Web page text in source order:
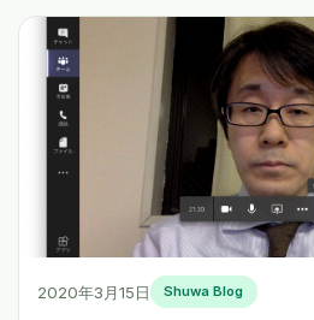
2020年3月15日 Shuwa Blog